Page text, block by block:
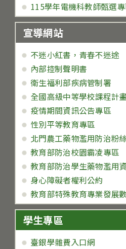
115學年電機科教師甄選
宣導網站
不迷小紅書，青春不迷途
內部控制聲明書
衛生福利部疾病管制署
全國高級中等學校課程計
疫情期間資訊公告專區
性別平等教育專區
北門農工藥物濫用防治粉
教育部防治校園霸凌專區
教育部防治學生藥物濫用
身心障礙者權利公約
教育部特殊教育專業發展
學生專區
臺銀學雜費入口網